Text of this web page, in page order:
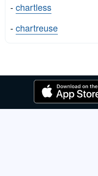
-chartless
-chartreuse